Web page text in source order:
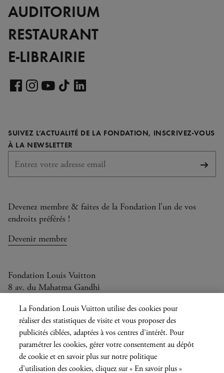
AUDITORIUM
RESTAURANT
E-LIBRAIRIE
FacebookInstagram
YouTube
TikTok
SUIVEZ L’ACTUALITÉ DE LA FONDATION, INSCRIVEZ-VOUS
À LA NEWSLETTER
Devenez membre & faites de la Fondation l'un de vos
endroits préférés !
Devenir membre
Fondation Louis Vuitton
8 av. du Mahatma Gandhi
Ouvert aujourd'hui de 11h à 20h
Langue
actuelle
| EN
Presse
Privatisation
La Fondation Louis Vuitton utilise des cookies pour
réaliser des statistiques de visite et vous proposer des
publicités ciblées, adaptées à vos centres d’intérêt. Pour
paramétrer les cookies, gérer votre consentement au dépôt
de cookie et en savoir plus sur notre politique
d’utilisation des cookies, cliquez sur « En savoir plus »